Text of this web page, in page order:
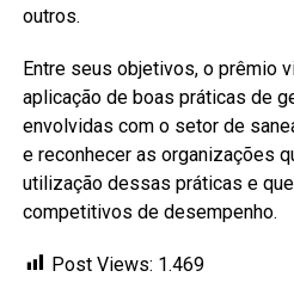
outros.
Entre seus objetivos, o prêmio
aplicação de boas práticas de
envolvidas com o setor de
e reconhecer as organizações
utilização dessas práticas e
competitivos de desempenho.
Post Views: 1.469